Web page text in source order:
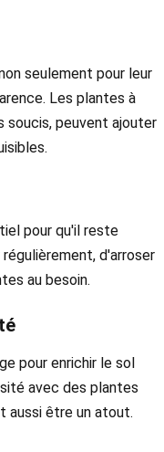
seulement pour leur
Les plantes à
soucis, peuvent ajouter
pour qu'il reste
d'arroser
au besoin.
pour enrichir le sol
avec des plantes
aussi être un atout.